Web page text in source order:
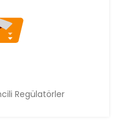
Regülatörler